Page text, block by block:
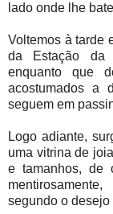
lado onde lhe
Voltemos à tarde
da Estação da
enquanto que
acostumados a
seguem em
Logo adiante,
uma vitrina de
e tamanhos, de
segundo o